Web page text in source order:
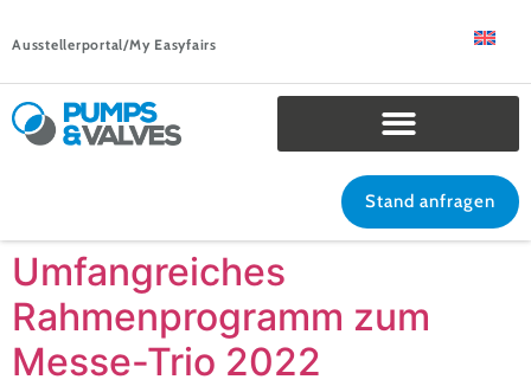
Ausstellerportal/My Easyfairs
Stand anfragen
Umfangreiches
Rahmenprogramm zum
Messe-Trio 2022